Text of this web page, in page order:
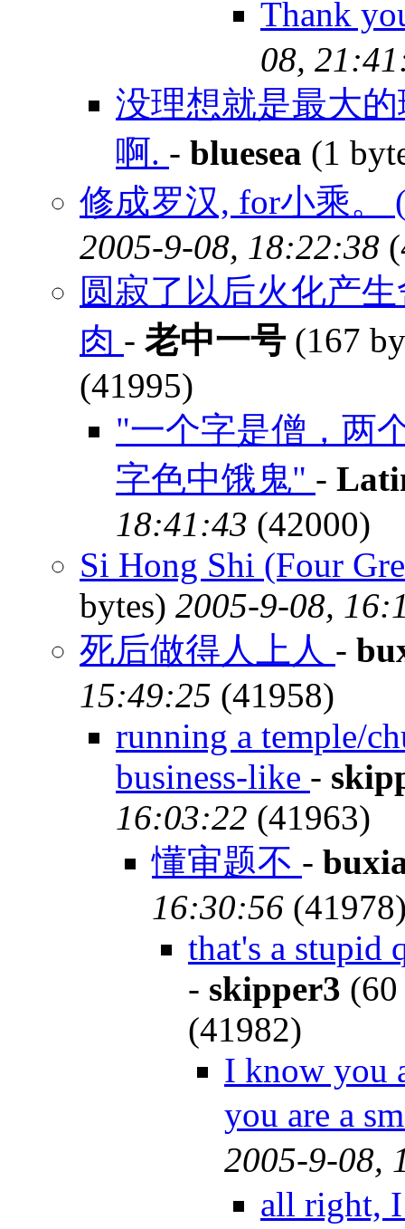
Thank
08,
没理想就是最大
啊. - bluesea (1
修成罗汉, for小乘。
2005-9-08, 18:22:38
圆寂了以后火化产
肉 - 老中一号(167
(41995)
"一个字是僧，两
字色中饿鬼" -
18:41:43 (42000)
Si Hong Shi (Four
bytes) 2005-9-08,
死后做得人上人 -
15:49:25 (41958)
running a temple/
business-like -
16:03:22 (41963)
懂审题不 -
16:30:56
that's a stupid
- skipper3
(41982)
I know you
you are a
2005-9-08,
all right,